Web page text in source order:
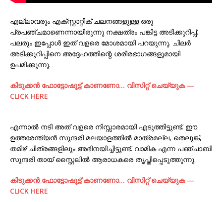
എല്ലാവരും എക്സ്റ്റാറ്റിക് ചലനങ്ങളുള്ള ഒരു
പ്രപഞ്ചമാണെന്നായിരുന്നു നക്ഷത്രം പങ്കിട്ട അടിക്കുറിപ്പ്.
പലരും ഇപ്പോൾ ഇത് വളരെ മോശമായി പറയുന്നു. ചിലർ
അടിക്കുറിപ്പിനെ അദ്ദേഹത്തിന്റെ ശരീരഭാഗങ്ങളുമായി
ഉപമിക്കുന്നു.
കിടുക്കന്‍ ഫോട്ടോഷൂട്ട്‌ കാണണോ… വിസിറ്റ് ചെയ്യുക —
CLICK HERE
എന്നാൽ നടി അത് വളരെ നിസ്സാരമായി എടുത്തിട്ടുണ്ട്. ഈ
ഉത്തരേന്ത്യൻ സുന്ദരി മലയാളത്തിൽ മാത്രമല്ല, തെലുങ്ക്,
തമിഴ് ചിത്രങ്ങളിലും അഭിനയിച്ചിട്ടുണ്ട്. വാമിക എന്ന പഞ്ചാബി
സുന്ദരി തായ് സ്റ്റൈലിൽ ആരാധകരെ തൃപ്തിപ്പെടുത്തുന്നു.
കിടുക്കന്‍ ഫോട്ടോഷൂട്ട്‌ കാണണോ… വിസിറ്റ് ചെയ്യുക —
CLICK HERE